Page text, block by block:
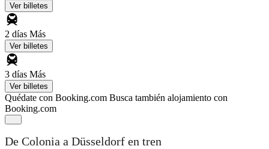
Ver billetes
2 días Más
Ver billetes
3 días Más
Ver billetes
Quédate con Booking.com Busca también alojamiento con
Booking.com
De Colonia a Düsseldorf en tren